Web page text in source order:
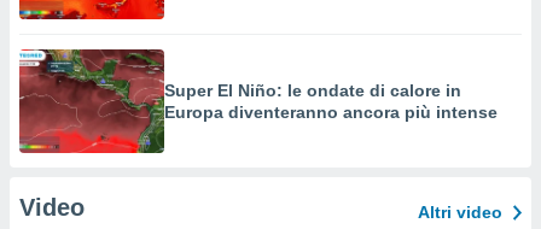
Super El Niño: le ondate di calore in
Europa diventeranno ancora più intense
Video Altri video